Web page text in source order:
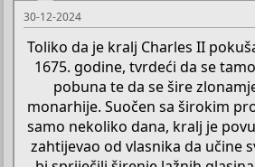
30-12-2024
Toliko da je kralj Charles II
1675. godine, tvrdeći da se
pobuna te da se šire
monarhije. Suočen sa širokim
samo nekoliko dana, kralj je
zahtijevao od vlasnika da učine